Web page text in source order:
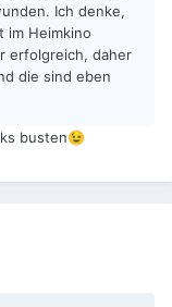
Ich denke,
im Heimkino
erfolgreich, daher
die sind eben
busten😉